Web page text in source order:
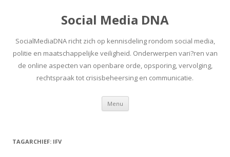
Social Media DNA
SocialMediaDNA richt zich op kennisdeling rondom social media,
politie en maatschappelijke veiligheid. Onderwerpen vari?ren van
de online aspecten van openbare orde, opsporing, vervolging,
rechtspraak tot crisisbeheersing en communicatie.
Menu Spring
inhoud
TAGARCHIEF: IFV